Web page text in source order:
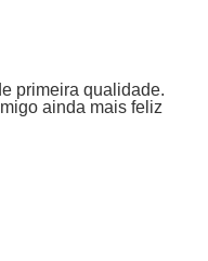
primeira qualidade.
ainda mais feliz